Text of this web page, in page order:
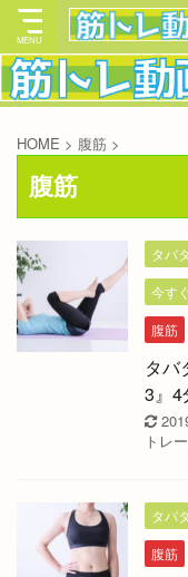
HOME > 腹筋 >
腹筋
タバ
今す
腹筋
タバ
3』4
トレ
タバ
腹筋